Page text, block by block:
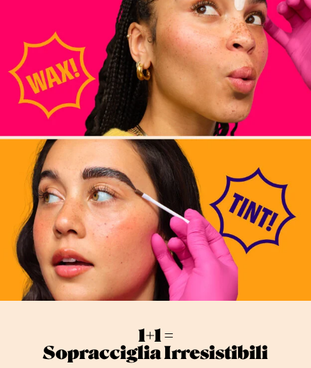
1+1 =
Sopracciglia Irresistibili